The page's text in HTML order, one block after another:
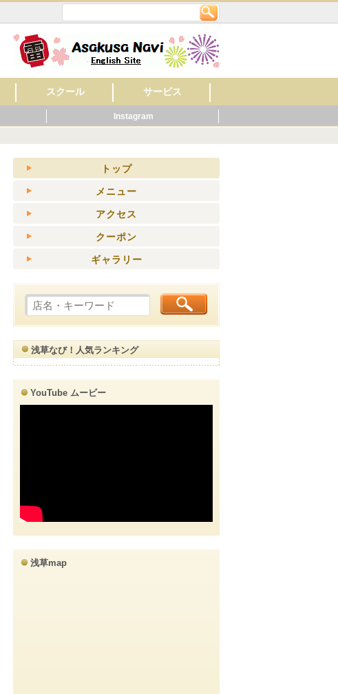
スクール
ニング
サービス
レンタルショップ
旅館
ビジネスホテル
ペット関連
健康・スポーツ
賃貸・不動産
ウエディング
歯科
ホテル
公共機関
その他
病院
くらし
Instagram
トップ
メニュー
アクセス
クーポン
ギャラリー
浅草なび！人気ランキング
YouTube ムービー
浅草map